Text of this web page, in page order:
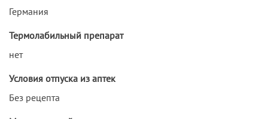
Германия
Термолабильный препарат
нет
Условия отпуска из аптек
Без рецепта